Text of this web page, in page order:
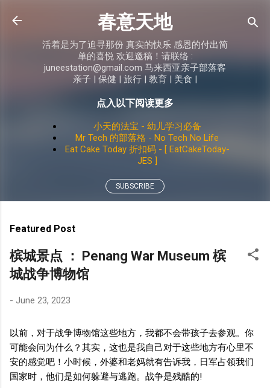
Skip to main content
春意天地
活着是为了追寻那份 真实的快乐 感恩的付出简
单的喜悦 欢迎邀稿！请联络 :
juneestation@gmail.com 马来西亚亲子部落客
亲子 | 保健 | 旅行 | 教育 | 美食 |
点入以下阅读更多
小天的法宝 - 幼儿学习必备
Mr Tech 的部落格 - No Tech No Life
Eat Cake Today 折扣码 - [ EatCakeToday-
JES ]
SUBSCRIBE
Featured Post
槟城景点 ： Penang War Museum 槟
城战争博物馆
- June 23, 2023
以前，对于战争博物馆这些地方，我都不会带孩子去参观。你
可能会问为什么？其实，这也是我自己对于这些地方有心里不
安的感觉吧！小时候，外婆和老妈就有告诉我，日军占领我们
国家时，他们是如何躲避与逃跑。战争是残酷的!